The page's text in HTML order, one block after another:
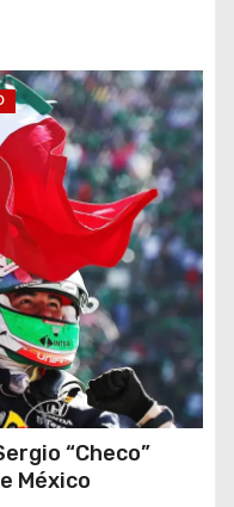
“Checo”
México